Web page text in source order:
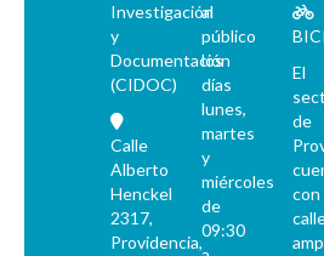
Investigación
y
Documentación
(CIDOC)
Calle
Alberto
Henckel
2317,
Providencia,
al
público
los
días
lunes,
martes
y
miércoles
de
09:30
El
de
con